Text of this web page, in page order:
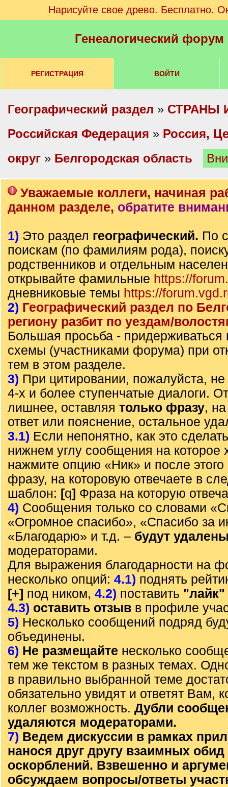
Нарисуйте свое древо. Бесплатно.
Генеалогический
РЕГИСТРАЦИЯ ВОЙТИ
Географический раздел » СТРАНЫ
Российская Федерация » Россия,
округ » Белгородская область
Уважаемые коллеги, начиная
данном разделе, обратите
1) Это раздел географический. По
поискам (по фамилиям рода),
родственников и отдельным
открывайте фамильные https://
дневниковые темы https://
2) Географический раздел по
региону разбит по уездам/
Большая просьба - придерживаться
схемы (участниками форума) при
тем в этом разделе.
3) При цитировании, пожалуйста, не
4-х и более ступенчатые диалоги.
лишнее, оставляя только фразу,
ответ или пояснение, остальное
3.1) Если непонятно, как это
нижнем углу сообщения на которое
нажмите опцию «Ник» и после этого
фразу, на которовую отвечаете в
шаблон: [q] Фраза на которую
4) Сообщения только со словами
«Огромное спасибо», «Спасибо за
«Благодарю» и т.д. – будут
модераторами.
Для выражения благодарности на
несколько опций: 4.1) поднять
[+] под ником, 4.2) поставить "лайк"
4.3) оставить отзыв в профиле
5) Несколько сообщений подряд
объединены.
6) Не размещайте несколько
тем же текстом в разных темах.
в правильно выбранной теме
обязательно увидят и ответят Вам,
коллег возможность. Дубли
удаляются модераторами.
7) Ведем дискуссии в рамках
нанося друг другу взаимных обид
оскорблений. Взвешенно и
обсуждаем вопросы/ответы